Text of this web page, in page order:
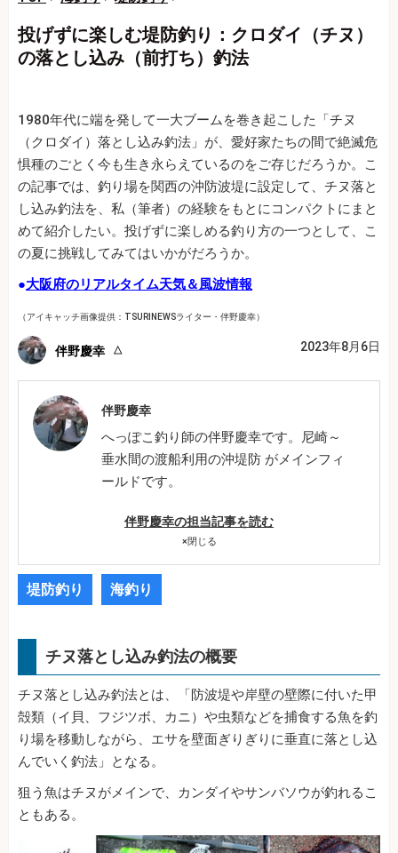
投げずに楽しむ堤防釣り：クロダイ（チヌ）
の落とし込み（前打ち）釣法
1980年代に端を発して一大ブームを巻き起こした「チヌ
（クロダイ）落とし込み釣法」が、愛好家たちの間で絶滅危
惧種のごとく今も生き永らえているのをご存じだろうか。こ
の記事では、釣り場を関西の沖防波堤に設定して、チヌ落と
し込み釣法を、私（筆者）の経験をもとにコンパクトにまと
めて紹介したい。投げずに楽しめる釣り方の一つとして、こ
の夏に挑戦してみてはいかがだろうか。
●大阪府のリアルタイム天気＆風波情報
（アイキャッチ画像提供：TSURINEWSライター・伴野慶幸）
伴野慶幸 2023年8月6日
伴野慶幸
へっぽこ釣り師の伴野慶幸です。尼崎～
垂水間の渡船利用の沖堤防 がメインフィ
ールドです。
伴野慶幸の担当記事を読む
×閉じる
堤防釣り 海釣り
チヌ落とし込み釣法の概要
チヌ落とし込み釣法とは、「防波堤や岸壁の壁際に付いた甲
殻類（イ貝、フジツボ、カニ）や虫類などを捕食する魚を釣
り場を移動しながら、エサを壁面ぎりぎりに垂直に落とし込
んでいく釣法」となる。
狙う魚はチヌがメインで、カンダイやサンバソウが釣れるこ
ともある。